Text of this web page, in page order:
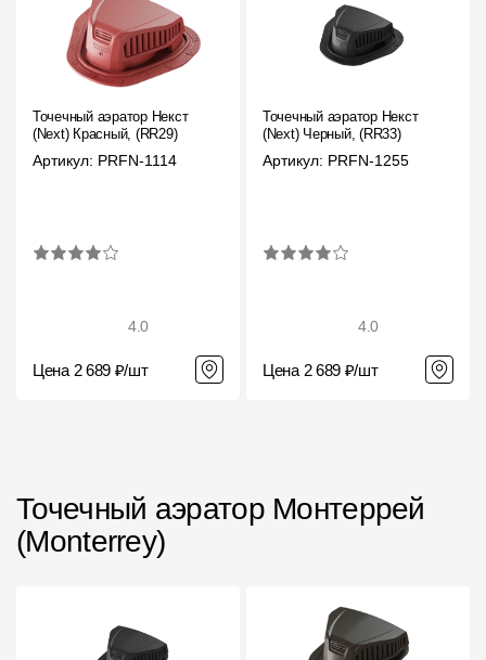
"Водный")
Режим работы
Пн-Пт - 10-19
Точечный аэратор Некст
(Next) Красный, (RR29)
Артикул: PRFN-1114
4.0
Цена 2 689 ₽/шт
Точечный аэратор Некст
(Next) Черный, (RR33)
Артикул: PRFN-1255
4.0
Цена 2 689 ₽/шт
Точечный аэратор Монтеррей
(Monterrey)